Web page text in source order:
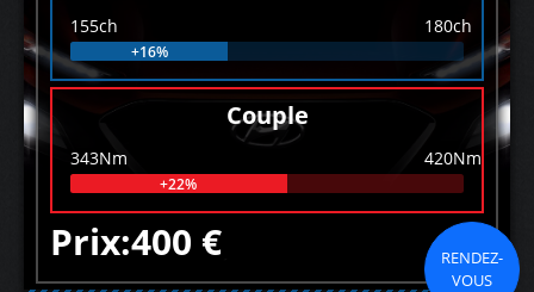
155ch 180ch
+16%
Couple
343Nm 420Nm
+22%
Prix:400 €
RENDEZ-
VOUS